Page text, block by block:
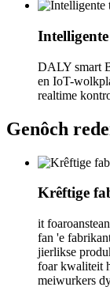
DALY smart
en IoT-
realtime
Genôch
Krêftige
it
fan 'e
jierlikse
foar kwaliteit
meiwurkers